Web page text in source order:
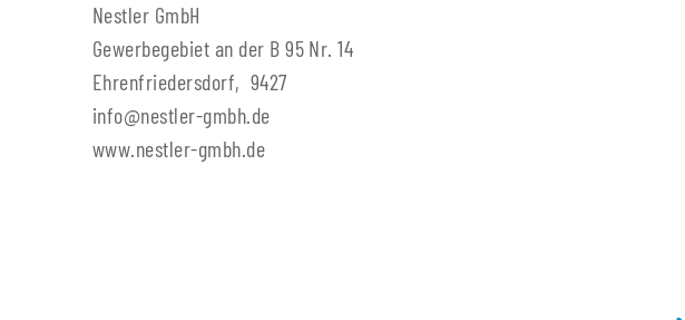
Nestler GmbH
Gewerbegebiet an der B 95 Nr. 14
Ehrenfriedersdorf, 9427
info@nestler-gmbh.de
www.nestler-gmbh.de